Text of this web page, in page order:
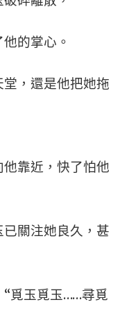
的掌心。
，還是他把她拖
靠近，快了怕他
關注她良久，甚
“覓玉覓玉……尋覓